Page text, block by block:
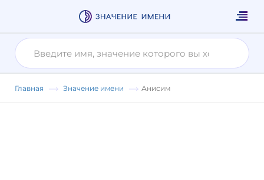
Главная Значение имени Анисим